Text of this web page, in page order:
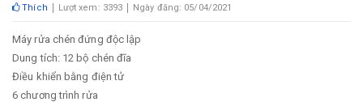
Thích Lượt xem: 3393 Ngày đăng: 05/04/2021
Máy rửa chén đứng độc lập
Dung tích: 12 bộ chén đĩa
Điều khiển bằng điện tử
6 chương trình rửa